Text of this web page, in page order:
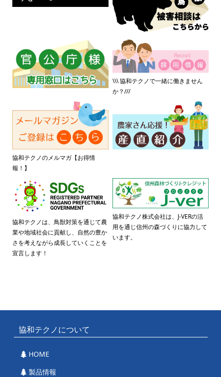
\\\ 協和テクノで一緒に働きません
か？///
協和テクノのメルマガ【お得情
報！】
協和テクノは、鳥獣対策を通じて農
業や地域社会に貢献し、自然の豊か
さを考えながら成長していくことを
宣言します！
協和テクノ株式会社は、J-VERの活
用を通じ信州の森づくりに協力して
います。
協和テクノについて
HOME
製品情報